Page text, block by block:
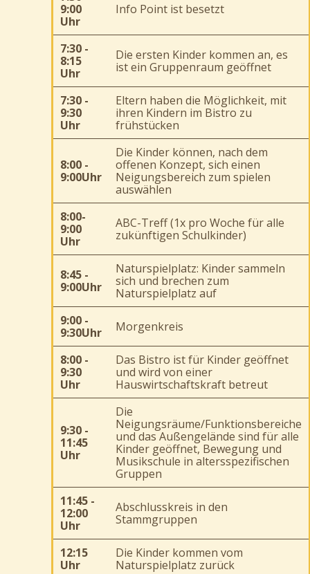
9:00
Uhr
Info Point ist besetzt
7:30 -
8:15
Uhr
Die ersten Kinder kommen an, es
ist ein Gruppenraum geöffnet
7:30 -
9:30
Uhr
Eltern haben die Möglichkeit, mit
ihren Kindern im Bistro zu
frühstücken
8:00 -
9:00Uhr
Die Kinder können, nach dem
offenen Konzept, sich einen
Neigungsbereich zum spielen
auswählen
8:00-
9:00
Uhr
ABC-Treff (1x pro Woche für alle
zukünftigen Schulkinder)
8:45 -
9:00Uhr
Naturspielplatz: Kinder sammeln
sich und brechen zum
Naturspielplatz auf
9:00 -
9:30Uhr
Morgenkreis
8:00 -
9:30
Uhr
Das Bistro ist für Kinder geöffnet
und wird von einer
Hauswirtschaftskraft betreut
9:30 -
11:45
Uhr
Die
Neigungsräume/Funktionsbereiche
und das Außengelände sind für alle
Kinder geöffnet, Bewegung und
Musikschule in altersspezifischen
Gruppen
11:45 -
12:00
Uhr
Abschlusskreis in den
Stammgruppen
12:15
Uhr
Die Kinder kommen vom
Naturspielplatz zurück